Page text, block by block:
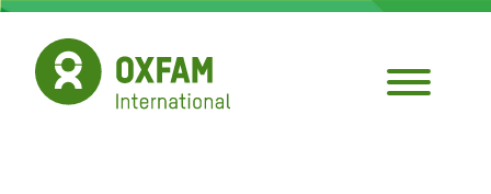
Pasar
contenido
principal